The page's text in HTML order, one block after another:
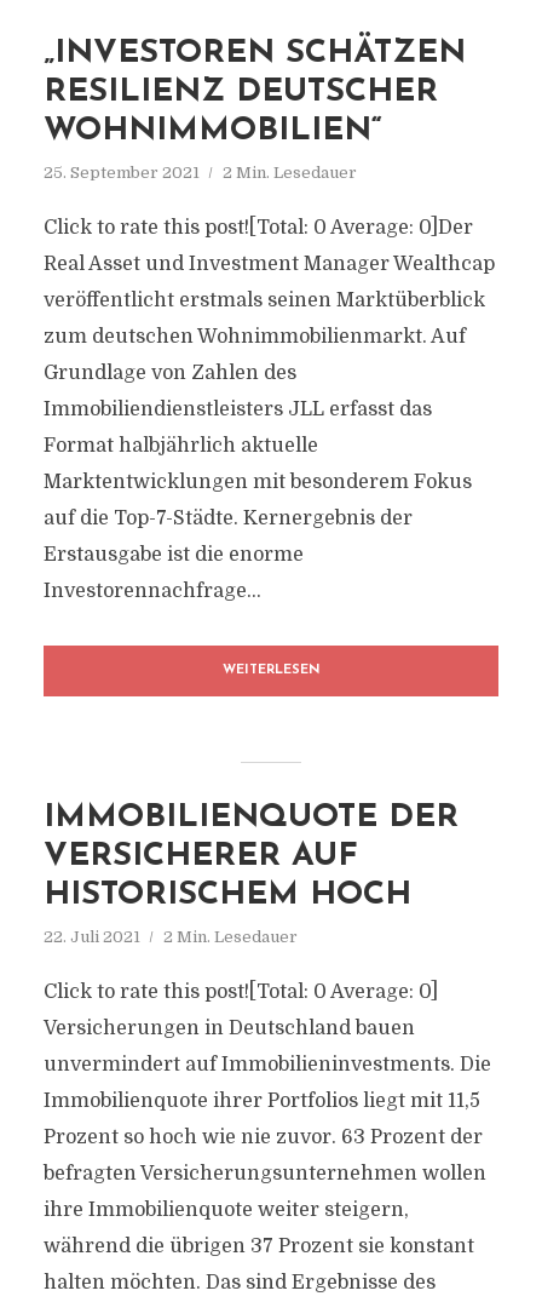
„INVESTOREN SCHÄTZEN
RESILIENZ DEUTSCHER
WOHNIMMOBILIEN“
25. September 2021 2 Min. Lesedauer
Click to rate this post![Total: 0 Average: 0]Der
Real Asset und Investment Manager Wealthcap
veröffentlicht erstmals seinen Marktüberblick
zum deutschen Wohnimmobilienmarkt. Auf
Grundlage von Zahlen des
Immobiliendienstleisters JLL erfasst das
Format halbjährlich aktuelle
Marktentwicklungen mit besonderem Fokus
auf die Top-7-Städte. Kernergebnis der
Erstausgabe ist die enorme
Investorennachfrage...
WEITERLESEN
IMMOBILIENQUOTE DER
VERSICHERER AUF
HISTORISCHEM HOCH
22. Juli 2021 2 Min. Lesedauer
Click to rate this post![Total: 0 Average: 0]
Versicherungen in Deutschland bauen
unvermindert auf Immobilieninvestments. Die
Immobilienquote ihrer Portfolios liegt mit 11,5
Prozent so hoch wie nie zuvor. 63 Prozent der
befragten Versicherungsunternehmen wollen
ihre Immobilienquote weiter steigern,
während die übrigen 37 Prozent sie konstant
halten möchten. Das sind Ergebnisse des